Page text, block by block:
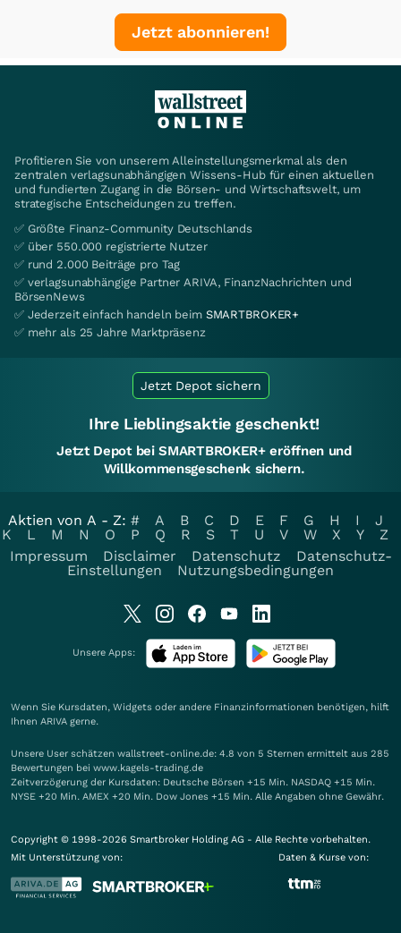
Jetzt abonnieren!
Profitieren Sie von unserem Alleinstellungsmerkmal als den
zentralen verlagsunabhängigen Wissens-Hub für einen aktuellen
und fundierten Zugang in die Börsen- und Wirtschaftswelt, um
strategische Entscheidungen zu treffen.
✅ Größte Finanz-Community Deutschlands
✅ über 550.000 registrierte Nutzer
✅ rund 2.000 Beiträge pro Tag
✅ verlagsunabhängige Partner ARIVA, FinanzNachrichten und
BörsenNews
✅ Jederzeit einfach handeln beim SMARTBROKER+
✅ mehr als 25 Jahre Marktpräsenz
Jetzt Depot sichern
Ihre Lieblingsaktie geschenkt!
Jetzt Depot bei SMARTBROKER+ eröffnen und
Willkommensgeschenk sichern.
Aktien von A - Z: # A B C D E F G H I
J
K
L M N O P Q R S T U V W X Y
Z
Impressum
Disclaimer Datenschutz
Datenschutz-
Einstellungen
Nutzungsbedingungen
Unsere Apps:
Wenn Sie Kursdaten, Widgets oder andere Finanzinformationen benötigen, hilft
Ihnen ARIVA gerne.
Unsere User schätzen wallstreet-online.de: 4.8 von 5 Sternen ermittelt aus 285
Bewertungen bei www.kagels-trading.de
Zeitverzögerung der Kursdaten: Deutsche Börsen +15 Min. NASDAQ +15 Min.
NYSE +20 Min. AMEX +20 Min. Dow Jones +15 Min. Alle Angaben ohne Gewähr.
Copyright © 1998-2026 Smartbroker Holding AG - Alle Rechte vorbehalten.
Mit Unterstützung von:
Daten & Kurse von: